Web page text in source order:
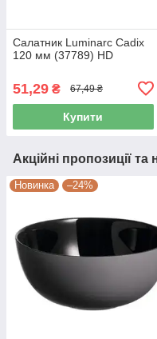
Салатник Luminarc Cadix
120 мм (37789) HD
51,29 ₴ 67,49 ₴
Купити
Акційні пропозиції та
Новинка –24%